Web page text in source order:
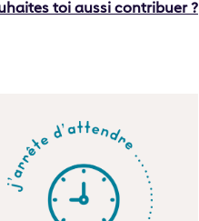
toi aussi contribuer ?